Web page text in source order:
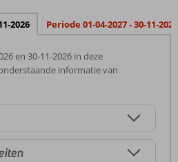
2026 Periode 01-04-2027 - 30-11-2027
en 30-11-2026 in deze
informatie van